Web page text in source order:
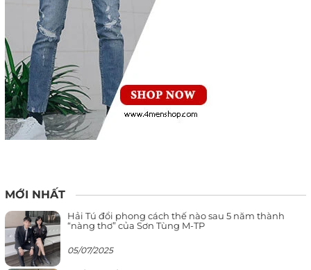
MỚI NHẤT
Hải Tú đổi phong cách thế nào sau 5 năm thành
“nàng thơ” của Sơn Tùng M-TP
05/07/2025